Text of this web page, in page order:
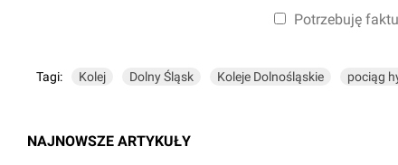
Potrzebuję
Tagi: Kolej Dolny Śląsk Koleje Dolnośląskie pociąg
NAJNOWSZE ARTYKUŁY